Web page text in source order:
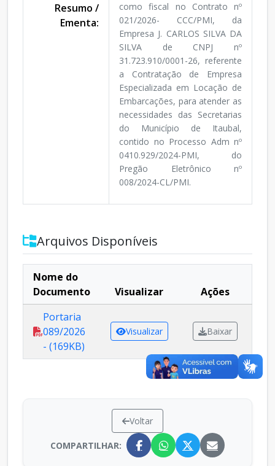
Resumo /
Ementa:
como fiscal no Contrato nº
021/2026- CCC/PMI, da
Empresa J. CARLOS SILVA DA
SILVA de CNPJ nº
31.723.910/0001-26, referente
a Contratação de Empresa
Especializada em Locação de
Embarcações, para atender as
necessidades das Secretarias
do Município de Itaubal,
contido no Processo Adm nº
0410.929/2024-PMI, do
Pregão Eletrônico nº
008/2024-CL/PMI.
Arquivos Disponíveis
Nome do
Documento
Visualizar
Ações
Portaria
089/2026
- (169KB)
Visualizar Baixar
Voltar
COMPARTILHAR: